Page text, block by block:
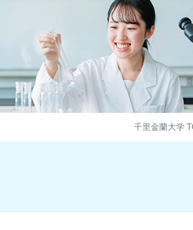
千里金蘭大学